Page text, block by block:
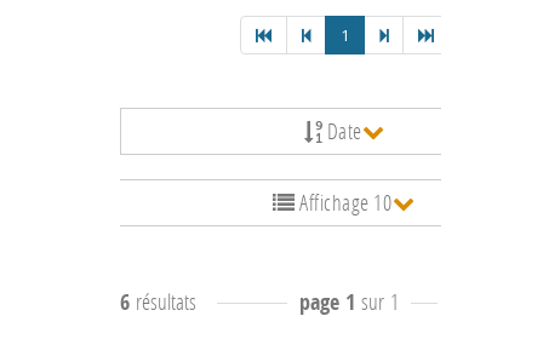
1
Date
Affichage 10
6 résultats page 1 sur 1